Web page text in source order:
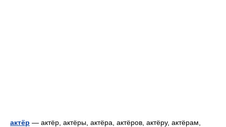
актёр — актёр, актёры, актёра, актёров, актёру, актёрам,